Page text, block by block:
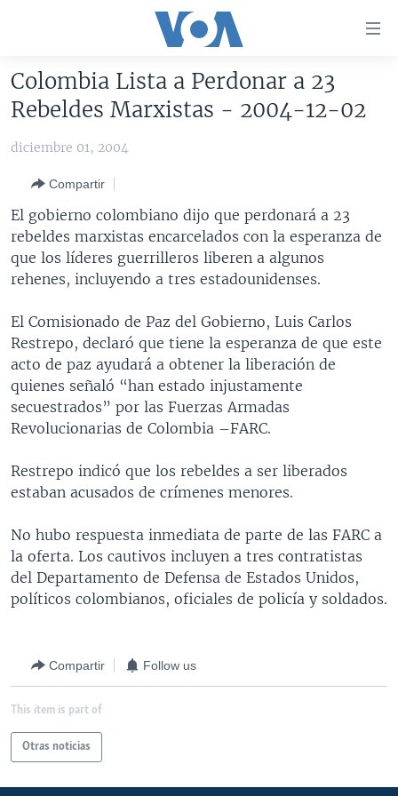
accesibilidad
contenido
Salte
navegador
principal
Salte
AMÉRICA DEL NORTE
HAITÍ
ELECCIONES EEUU
VOTO DIVIDIDO
VOA VERIFICA
VOA VERIFICA UCRANIA/RUSIA
VOA VERIFICA INMIGRACIÓN
VOA VERIFICA AMÉRICA LATINA
AMÉRICA LATINA
ARGENTINA
BOLIVIA
COLOMBIA
CHILE
PERÚ
ECUADOR
VENEZUELA
CHINA EN AMÉRICA LATINA
CENTROAMÉRICA
COSTA RICA
EL SALVADOR
GUATEMALA
HONDURAS
NICARAGUA
OTRAS SECCIONES
INMIGRACIÓN
LIBERTAD DE PRENSA
MUNDO
ECONOMÍA
TECNOLOGÍA
CIENCIA Y SALUD
ESPECIALES DE LA VOA
LIBERTAD DE PRENSA
UCRANIA
MULTIMEDIA
FOTOGRAFÍA
EL MUNDO AL DÍA
VISIÓN 360
LAS CLAVES
PANORAMA
RADIO
AUDIONOTICIAS
BUENOS DÍAS AMÉRICA
ESTADOS UNIDOS AL DÍA
FORO [RADIO]
DEPORTIVO INTERNACIONAL
NOTA ECONÓMICA
ENTRETENIMIENTO
DOCUMENTALES DE LA VOA
Learning English
Idiomas
Colombia Lista a Perdonar a 23
Rebeldes Marxistas - 2004-12-02
diciembre 01, 2004
Compartir
El gobierno colombiano dijo que perdonará a 23
rebeldes marxistas encarcelados con la esperanza de
que los líderes guerrilleros liberen a algunos
rehenes, incluyendo a tres estadounidenses.
El Comisionado de Paz del Gobierno, Luis Carlos
Restrepo, declaró que tiene la esperanza de que este
acto de paz ayudará a obtener la liberación de
quienes señaló “han estado injustamente
secuestrados” por las Fuerzas Armadas
Revolucionarias de Colombia –FARC.
Restrepo indicó que los rebeldes a ser liberados
estaban acusados de crímenes menores.
No hubo respuesta inmediata de parte de las FARC a
la oferta. Los cautivos incluyen a tres contratistas
del Departamento de Defensa de Estados Unidos,
políticos colombianos, oficiales de policía y soldados.
Compartir Follow us
This item is part of
Otras noticias